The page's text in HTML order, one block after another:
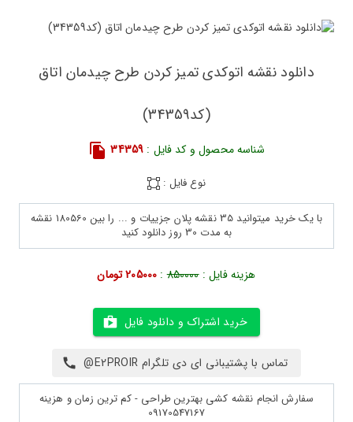
دانلود نقشه اتوکدی تمیز کردن طرح چیدمان اتاق
(کد34359)
شناسه محصول و کد فایل : 34359
نوع فایل :
با یک خرید میتوانید 35 نقشه پلان جزییات و ... را بین 180560 نقشه
به مدت 30 روز دانلود کنید
هزینه فایل :850000
: 205000 تومان
خرید اشتراک و دانلود فایل
تماس با پشتیبانی ای دی تلگرام E2PROIR@
سفارش انجام نقشه کشی بهترین طراحی - کم ترین زمان و هزینه
09170547167